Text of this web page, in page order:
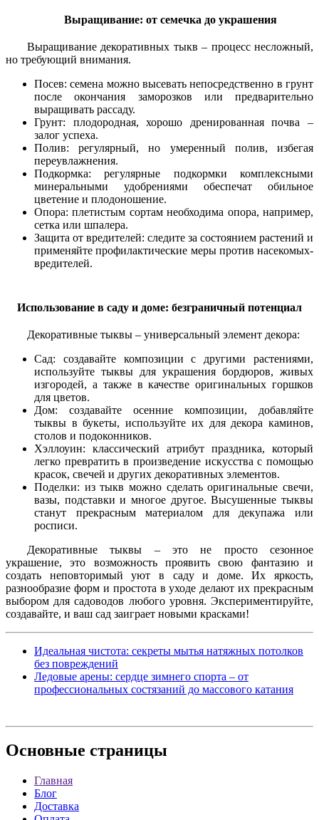
Выращивание: от семечка до украшения
Выращивание декоративных тыкв – процесс несложный,
но требующий внимания.
Посев: семена можно высевать непосредственно в грунт
после окончания заморозков или предварительно
выращивать рассаду.
Грунт: плодородная, хорошо дренированная почва –
залог успеха.
Полив: регулярный, но умеренный полив, избегая
переувлажнения.
Подкормка: регулярные подкормки комплексными
минеральными удобрениями обеспечат обильное
цветение и плодоношение.
Опора: плетистым сортам необходима опора, например,
сетка или шпалера.
Защита от вредителей: следите за состоянием растений и
применяйте профилактические меры против насекомых-
вредителей.
Использование в саду и доме: безграничный потенциал
Декоративные тыквы – универсальный элемент декора:
Сад: создавайте композиции с другими растениями,
используйте тыквы для украшения бордюров, живых
изгородей, а также в качестве оригинальных горшков
для цветов.
Дом: создавайте осенние композиции, добавляйте
тыквы в букеты, используйте их для декора каминов,
столов и подоконников.
Хэллоуин: классический атрибут праздника, который
легко превратить в произведение искусства с помощью
красок, свечей и других декоративных элементов.
Поделки: из тыкв можно сделать оригинальные свечи,
вазы, подставки и многое другое. Высушенные тыквы
станут прекрасным материалом для декупажа или
росписи.
Декоративные тыквы – это не просто сезонное
украшение, это возможность проявить свою фантазию и
создать неповторимый уют в саду и доме. Их яркость,
разнообразие форм и простота в уходе делают их прекрасным
выбором для садоводов любого уровня. Экспериментируйте,
создавайте, и ваш сад заиграет новыми красками!
Идеальная чистота: секреты мытья натяжных потолков
без повреждений
Ледовые арены: сердце зимнего спорта – от
профессиональных состязаний до массового катания
Основные страницы
Главная
Блог
Доставка